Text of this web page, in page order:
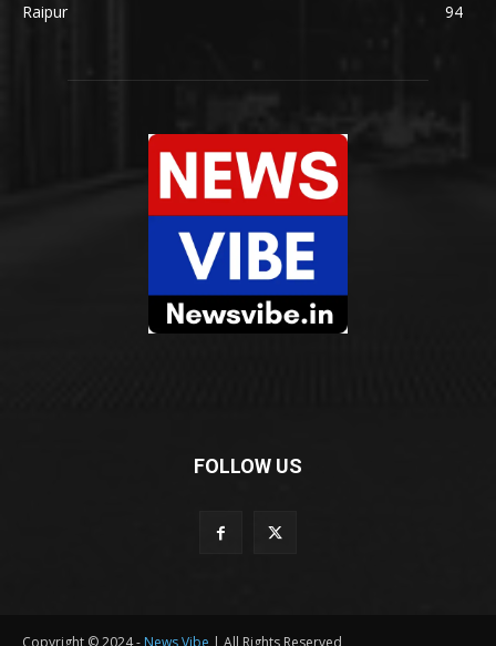
Raipur
94
FOLLOW US